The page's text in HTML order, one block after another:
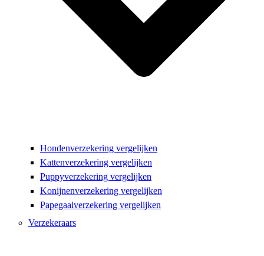
Hondenverzekering vergelijken
Kattenverzekering vergelijken
Puppyverzekering vergelijken
Konijnenverzekering vergelijken
Papegaaiverzekering vergelijken
Verzekeraars